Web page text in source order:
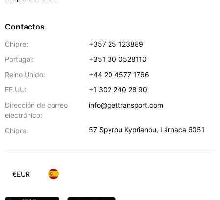
Contactos
Chipre:
+357 25 123889
Portugal:
+351 30 0528110
Reino Unido:
+44 20 4577 1766
EE.UU:
+1 302 240 28 90
Dirección de correo
electrónico:
info@gettransport.com
Chipre: 57 Spyrou Kyprianou, Lárnaca 6051
€EUR